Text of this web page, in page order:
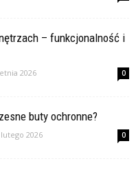
– funkcjonalność i
2026 0
buty ochronne?
2026 0